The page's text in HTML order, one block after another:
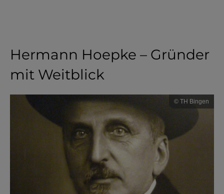
Hermann Hoepke – Gründer
mit Weitblick
© TH Bingen